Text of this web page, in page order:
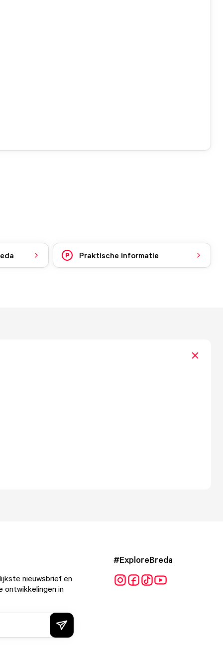
Praktische informatie
nieuwsbrief en
in
#ExploreBreda